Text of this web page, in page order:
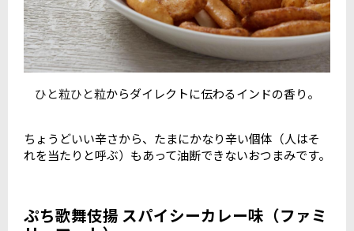
ひと粒ひと粒からダイレクトに伝わるインドの香り。
ちょうどいい辛さから、たまにかなり辛い個体（人はそ
れを当たりと呼ぶ）もあって油断できないおつまみです。
ぷち歌舞伎揚 スパイシーカレー味（ファミ